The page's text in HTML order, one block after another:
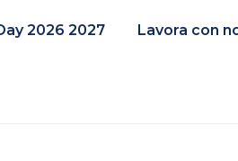
2026 2027 Lavora con